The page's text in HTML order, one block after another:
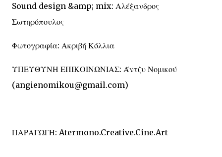
Sound design &amp; mix: Αλέξανδρος
Σωτηρόπουλος
Φωτογραφία: Ακριβή Κόλλια
ΥΠΕΥΘΥΝΗ ΕΠΙΚΟΙΝΩΝΙΑΣ: Άντζυ Νομικού
(angienomikou@gmail.com)
ΠΑΡΑΓΩΓΗ: Atermono.Creative.Cine.Art